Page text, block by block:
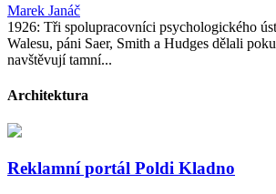
Marek Janáč
1926: Tři spolupracovníci psychologického
Walesu, páni Saer, Smith a Hudges dělali
navštěvují tamní...
Architektura
Reklamní portál Poldi Kladno